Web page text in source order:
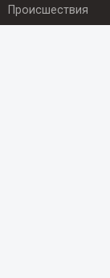
Происшествия